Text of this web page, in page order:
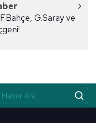
G.Saray ve